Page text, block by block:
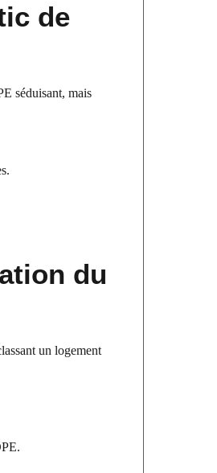
de
séduisant, mais
du
un logement